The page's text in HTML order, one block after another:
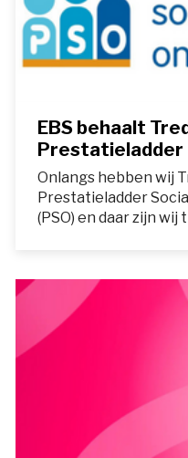
EBS behaalt
Prestatieladder
Onlangs hebben wij
Prestatieladder
(PSO) en daar zijn wij